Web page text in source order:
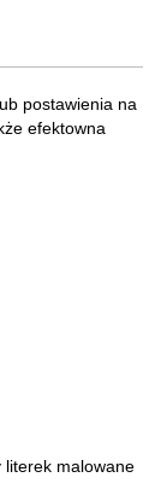
postawienia na
efektowna
literek malowane